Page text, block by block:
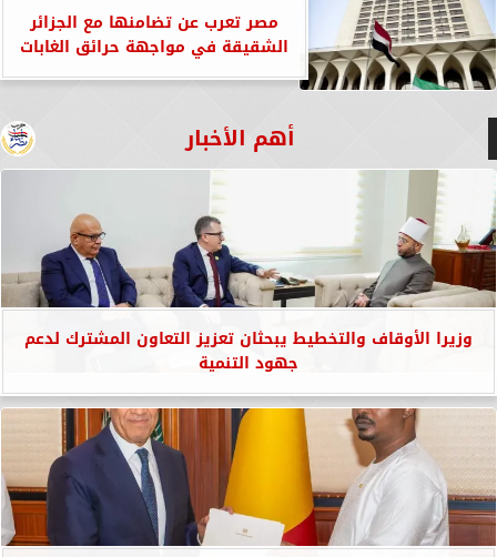
مصر تعرب عن تضامنها مع الجزائر
الشقيقة في مواجهة حرائق الغابات
أهم الأخبار
وزيرا الأوقاف والتخطيط يبحثان تعزيز التعاون المشترك لدعم
جهود التنمية